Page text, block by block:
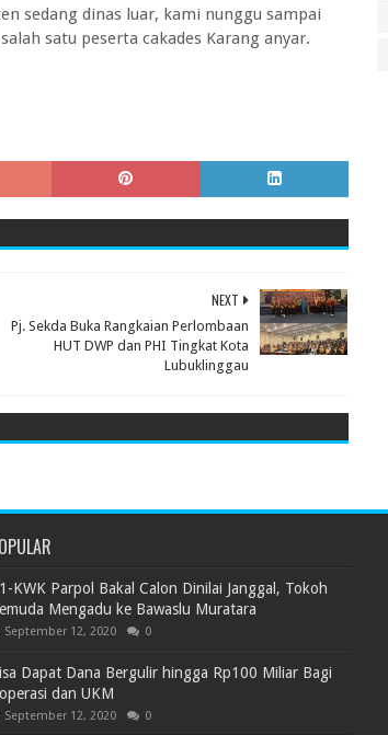
sedang dinas luar, kami nunggu sampai
satu peserta cakades Karang anyar.
NEXT
Pj. Sekda Buka Rangkaian Perlombaan
HUT DWP dan PHI Tingkat Kota
Lubuklinggau
KWK Parpol Bakal Calon Dinilai Janggal, Tokoh
Mengadu ke Bawaslu Muratara
September 12, 2020 0
Dapat Dana Bergulir hingga Rp100 Miliar Bagi
dan UKM
September 12, 2020 0